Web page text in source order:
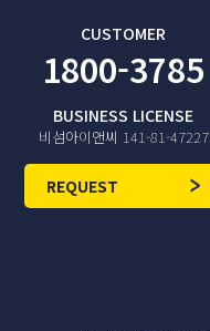
CUSTOMER
1800-3785
BUSINESS LICENSE
비섬아이앤씨 141-81-47227
REQUEST